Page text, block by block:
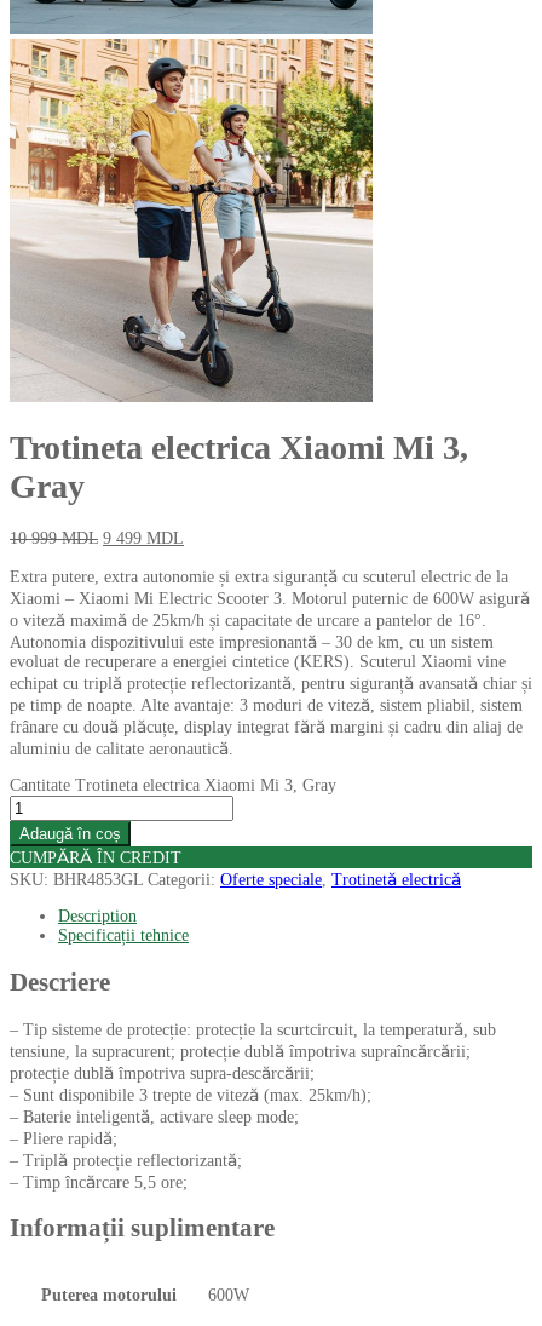
Trotineta electrica Xiaomi Mi 3,
Gray
10 999MDL 9 499 MDL
Extra putere, extra autonomie și extra siguranță cu scuterul electric de la
Xiaomi – Xiaomi Mi Electric Scooter 3. Motorul puternic de 600W asigură
o viteză maximă de 25km/h și capacitate de urcare a pantelor de 16°.
Autonomia dispozitivului este impresionantă – 30 de km, cu un sistem
evoluat de recuperare a energiei cintetice (KERS). Scuterul Xiaomi vine
echipat cu triplă protecție reflectorizantă, pentru siguranță avansată chiar și
pe timp de noapte. Alte avantaje: 3 moduri de viteză, sistem pliabil, sistem
frânare cu două plăcuțe, display integrat fără margini și cadru din aliaj de
aluminiu de calitate aeronautică.
Cantitate Trotineta electrica Xiaomi Mi 3, Gray
Adaugă în coș
CUMPĂRĂ ÎN CREDIT
SKU: BHR4853GL Categorii: Oferte speciale, Trotinetă electrică
Description
Specificații tehnice
Descriere
– Tip sisteme de protecție: protecție la scurtcircuit, la temperatură, sub
tensiune, la supracurent; protecție dublă împotriva supraîncărcării;
protecție dublă împotriva supra-descărcării;
– Sunt disponibile 3 trepte de viteză (max. 25km/h);
– Baterie inteligentă, activare sleep mode;
– Pliere rapidă;
– Triplă protecție reflectorizantă;
– Timp încărcare 5,5 ore;
Informații suplimentare
Puterea motorului 600W